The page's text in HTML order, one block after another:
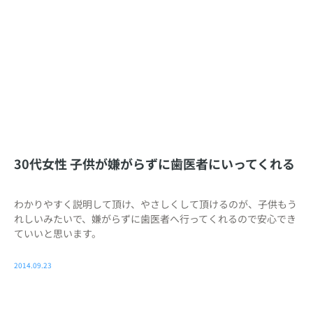
30代女性 子供が嫌がらずに歯医者にいってくれる
わかりやすく説明して頂け、やさしくして頂けるのが、子供もう
れしいみたいで、嫌がらずに歯医者へ行ってくれるので安心でき
ていいと思います。
2014.09.23